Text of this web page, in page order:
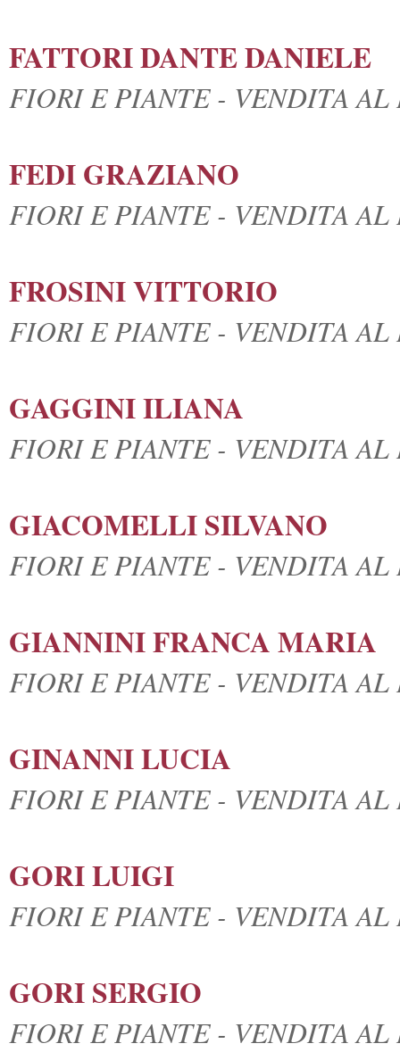
FATTORI DANTE DANIELE
FIORI E PIANTE - VENDITA
FEDI GRAZIANO
FIORI E PIANTE - VENDITA
FROSINI VITTORIO
FIORI E PIANTE - VENDITA
GAGGINI ILIANA
FIORI E PIANTE - VENDITA
GIACOMELLI SILVANO
FIORI E PIANTE - VENDITA
GIANNINI FRANCA MARIA
FIORI E PIANTE - VENDITA
GINANNI LUCIA
FIORI E PIANTE - VENDITA
GORI LUIGI
FIORI E PIANTE - VENDITA
GORI SERGIO
FIORI E PIANTE - VENDITA